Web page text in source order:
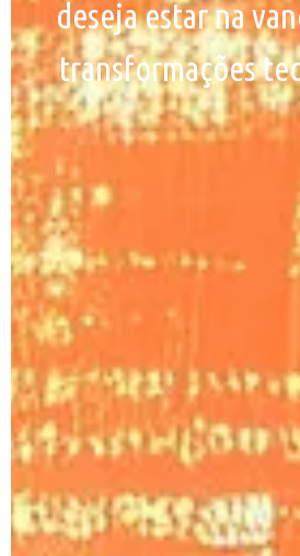
deseja estar na
transformações